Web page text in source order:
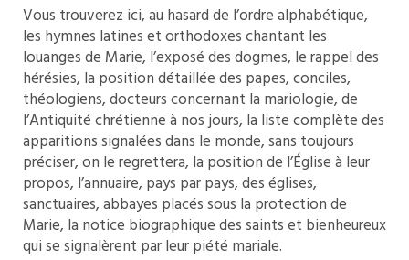
Vous trouverez ici, au hasard de l’ordre alphabétique,
les hymnes latines et orthodoxes chantant les
louanges de Marie, l’exposé des dogmes, le rappel des
hérésies, la position détaillée des papes, conciles,
théologiens, docteurs concernant la mariologie, de
l’Antiquité chrétienne à nos jours, la liste complète des
apparitions signalées dans le monde, sans toujours
préciser, on le regrettera, la position de l’Église à leur
propos, l’annuaire, pays par pays, des églises,
sanctuaires, abbayes placés sous la protection de
Marie, la notice biographique des saints et bienheureux
qui se signalèrent par leur piété mariale.